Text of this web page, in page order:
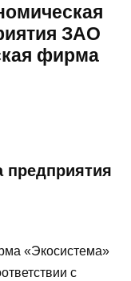
ЗАО
фирма
предприятия
«Экосистема»
с